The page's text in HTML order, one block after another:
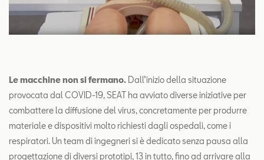
Le macchine non si fermano. Dall’inizio della situazione
provocata dal COVID-19, SEAT ha avviato diverse iniziative per
combattere la diffusione del virus, concretamente per produrre
materiale e dispositivi molto richiesti dagli ospedali, come i
respiratori. Un team di ingegneri si è dedicato senza pausa alla
progettazione di diversi prototipi, 13 in tutto, fino ad arrivare alla